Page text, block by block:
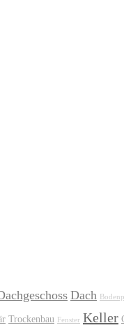
Dach
Trockenbau Fenster Keller